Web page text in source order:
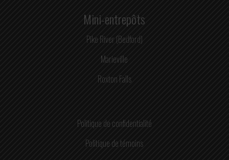
Mini-entrepôts
Pike River (Bedford)
Marieville
Roxton Falls
Politique de confidentialité
Politique de témoins